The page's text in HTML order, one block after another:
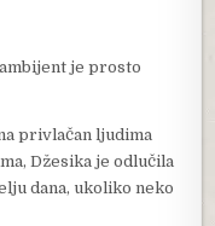
je prosto
privlačan ljudima
Džesika je odlučila
dana, ukoliko neko